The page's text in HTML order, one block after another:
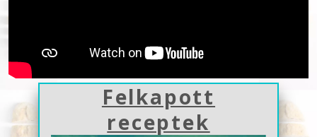
Felkapott
receptek